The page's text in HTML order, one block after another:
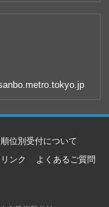
順位別受付について
ンク
よくあるご質問